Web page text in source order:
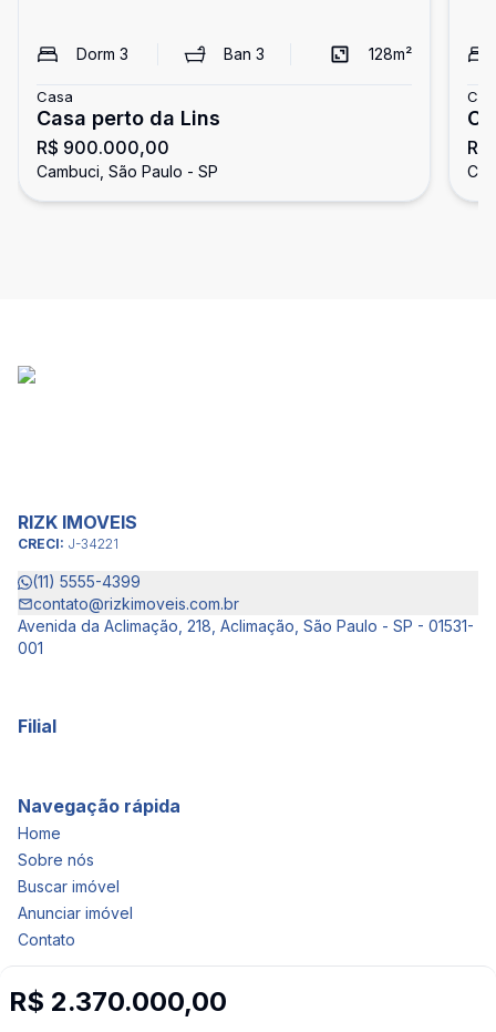
Dorm 3 Ban3 128m²
Casa
Casa perto da Lins
R$ 900.000,00
Cambuci, São Paulo - SP
R$ 2.370.000,00
RIZK IMOVEIS
CRECI: J-34221
(11) 5555-4399
contato@rizkimoveis.com.br
Avenida da Aclimação, 218, Aclimação, São Paulo - SP - 01531-
001
Filial
Navegação rápida
Home
Sobre nós
Buscar imóvel
Anunciar imóvel
Contato